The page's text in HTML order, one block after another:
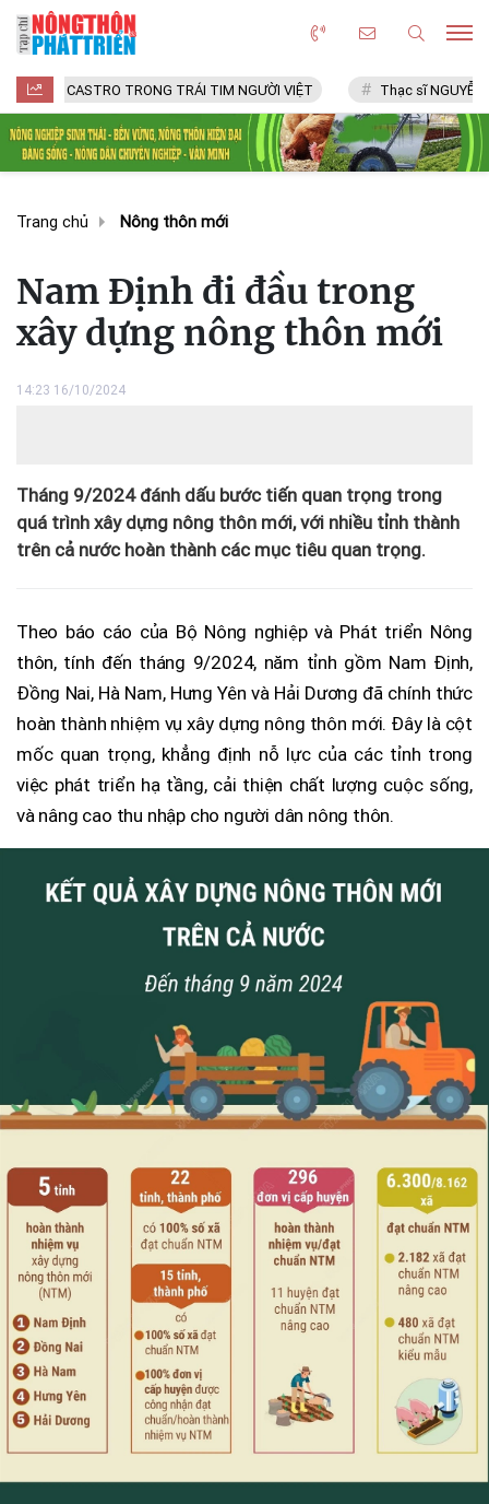
TRONG TRÁI TIM NGƯỜI VIỆT Thạc sĩ NGUYỄN VĂN CHÍ
Trang chủ Nông thôn mới
Nam Định đi đầu trong
xây dựng nông thôn mới
14:23 16/10/2024
Tháng 9/2024 đánh dấu bước tiến quan trọng trong
quá trình xây dựng nông thôn mới, với nhiều tỉnh thành
trên cả nước hoàn thành các mục tiêu quan trọng.
Theo báo cáo của Bộ Nông nghiệp và Phát triển Nông
thôn, tính đến tháng 9/2024, năm tỉnh gồm Nam Định,
Đồng Nai, Hà Nam, Hưng Yên và Hải Dương đã chính thức
hoàn thành nhiệm vụ xây dựng nông thôn mới. Đây là cột
mốc quan trọng, khẳng định nỗ lực của các tỉnh trong
việc phát triển hạ tầng, cải thiện chất lượng cuộc sống,
và nâng cao thu nhập cho người dân nông thôn.